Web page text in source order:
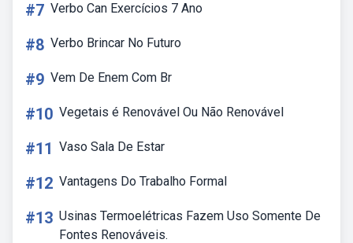
#7 Verbo Can Exercícios 7 Ano
#8 Verbo Brincar No Futuro
#9 Vem De Enem Com Br
#10 Vegetais é Renovável Ou Não Renovável
#11 Vaso Sala De Estar
#12 Vantagens Do Trabalho Formal
#13 Usinas Termoelétricas Fazem Uso Somente De
Fontes Renováveis.